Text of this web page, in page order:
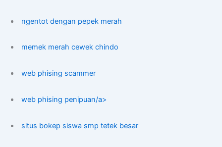
ngentot dengan pepek merah
memek merah cewek chindo
web phising scammer
web phising penipuan/a>
situs bokep siswa smp tetek besar